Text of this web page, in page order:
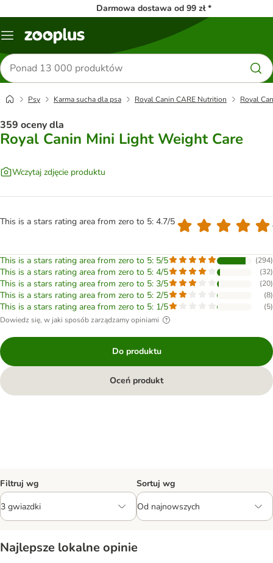
Darmowa dostawa od 99 zł *
Menu
Szukaj
produktów
Psy Karma sucha dla psa Royal Canin CARE Nutrition Royal
359 oceny dla
Royal Canin Mini Light Weight Care
Wczytaj zdjęcie produktu
This is a stars rating area from zero to 5: 4.7/5
This is a stars rating area from zero to 5: 5/5 (294)
This is a stars rating area from zero to 5: 4/5 (32)
This is a stars rating area from zero to 5: 3/5 (20)
This is a stars rating area from zero to 5: 2/5 (8)
This is a stars rating area from zero to 5: 1/5 (5)
Dowiedz się, w jaki sposób zarządzamy opiniami
Do produktu
Oceń produkt
Filtruj wg Sortuj wg
Najlepsze lokalne opinie